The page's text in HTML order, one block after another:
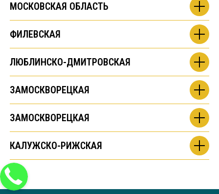
МОСКОВСКАЯ ОБЛАСТЬ
ФИЛЕВСКАЯ
ЛЮБЛИНСКО-ДМИТРОВСКАЯ
ЗАМОСКВОРЕЦКАЯ
ЗАМОСКВОРЕЦКАЯ
КАЛУЖСКО-РИЖСКАЯ